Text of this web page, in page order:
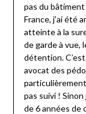
pas du bâtiment
France, j’ai été
atteinte à la
de garde à vue,
détention.
avocat des
pas suivi ! Sinon
de 6 années de